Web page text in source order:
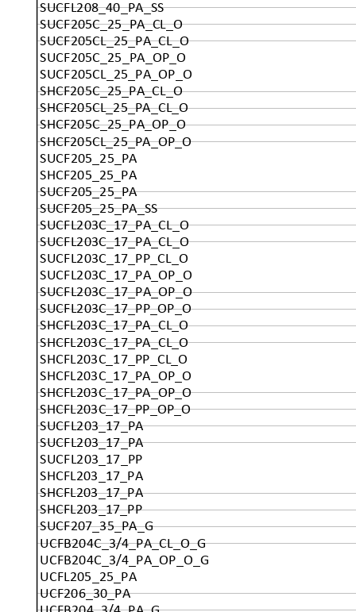
SUCFL208_40_PA_SS
SUCF205C_25_PA_CL_O
SUCF205CL_25_PA_CL_O
SUCF205C_25_PA_OP_O
SUCF205CL_25_PA_OP_O
SHCF205C_25_PA_CL_O
SHCF205CL_25_PA_CL_O
SHCF205C_25_PA_OP_O
SHCF205CL_25_PA_OP_O
SUCF205_25_PA
SHCF205_25_PA
SUCF205_25_PA
SUCF205_25_PA_SS
SUCFL203C_17_PA_CL_O
SUCFL203C_17_PA_CL_O
SUCFL203C_17_PP_CL_O
SUCFL203C_17_PA_OP_O
SUCFL203C_17_PA_OP_O
SUCFL203C_17_PP_OP_O
SHCFL203C_17_PA_CL_O
SHCFL203C_17_PA_CL_O
SHCFL203C_17_PP_CL_O
SHCFL203C_17_PA_OP_O
SHCFL203C_17_PA_OP_O
SHCFL203C_17_PP_OP_O
SUCFL203_17_PA
SUCFL203_17_PA
SUCFL203_17_PP
SHCFL203_17_PA
SHCFL203_17_PA
SHCFL203_17_PP
SUCF207_35_PA_G
UCFB204C_3/4_PA_CL_O_G
UCFB204C_3/4_PA_OP_O_G
UCFL205_25_PA
UCF206_30_PA